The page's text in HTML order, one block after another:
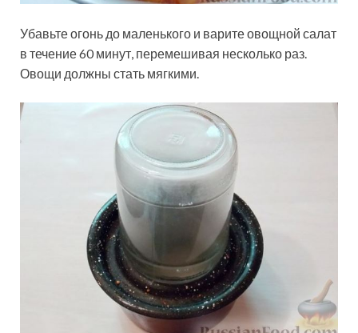
Убавьте огонь до маленького и варите овощной салат
в течение 60 минут, перемешивая несколько раз.
Овощи должны стать мягкими.